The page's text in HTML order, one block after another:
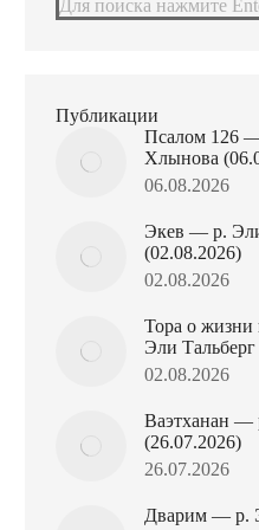
Публикации
Псалом 126
Хлынова
06.08.2026
Экев — р.
(02.08.2026)
02.08.2026
Тора о
Эли
02.08.2026
Ваэтханан —
(26.07.2026)
26.07.2026
Дварим — р.